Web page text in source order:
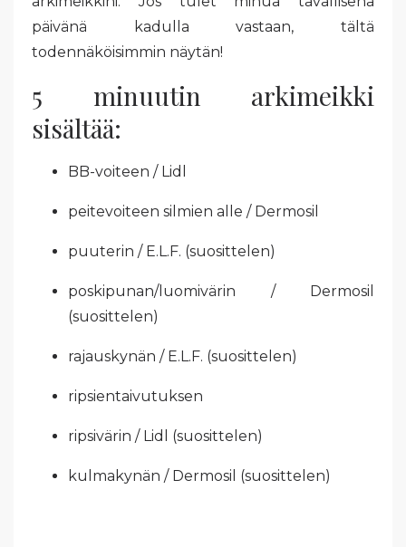
päivänä kadulla vastaan, tältä
todennäköisimmin näytän!
5 minuutin arkimeikki
sisältää:
BB-voiteen / Lidl
peitevoiteen silmien alle / Dermosil
puuterin / E.L.F. (suosittelen)
poskipunan/luomivärin / Dermosil
(suosittelen)
rajauskynän / E.L.F. (suosittelen)
ripsientaivutuksen
ripsivärin / Lidl (suosittelen)
kulmakynän / Dermosil (suosittelen)